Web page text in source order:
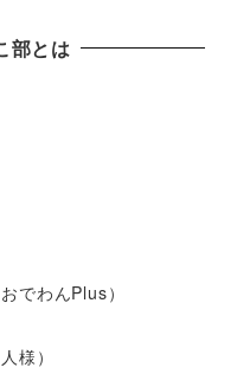
部とは
でわんPlus）
様）